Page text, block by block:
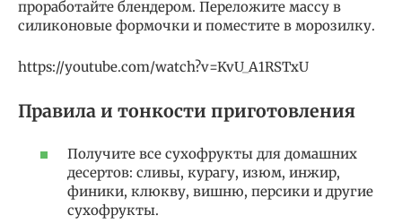
проработайте блендером. Переложите массу в
силиконовые формочки и поместите в морозилку.
https://youtube.com/watch?v=KvU_A1RSTxU
Правила и тонкости приготовления
Получите все сухофрукты для домашних
десертов: сливы, курагу, изюм, инжир,
финики, клюкву, вишню, персики и другие
сухофрукты.